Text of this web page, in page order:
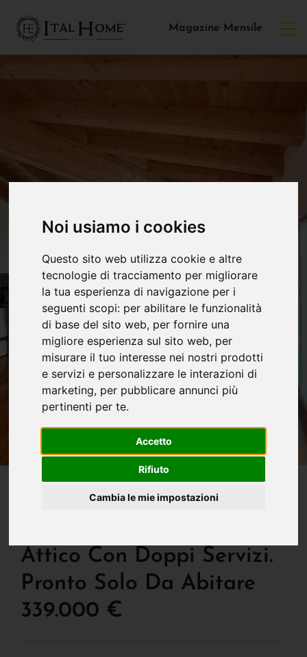
Noi usiamo i cookies
Questo sito web utilizza cookie e altre
tecnologie di tracciamento per migliorare
la tua esperienza di navigazione per i
seguenti scopi: per abilitare le funzionalità
di base del sito web, per fornire una
migliore esperienza sul sito web, per
misurare il tuo interesse nei nostri prodotti
e servizi e personalizzare le interazioni di
marketing, per pubblicare annunci più
pertinenti per te.
Accetto
Rifiuto
Cambia le mie impostazioni
Magazine Mensile
Via Nullo: Elegante,
Attico Con Doppi Servizi.
Pronto Solo Da Abitare
339.000 €